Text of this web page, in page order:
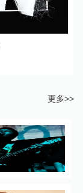
更多>>